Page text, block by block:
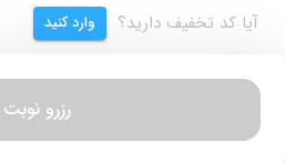
آیا کد تخفیف دارید؟ وارد کنید
رزرو نوبت